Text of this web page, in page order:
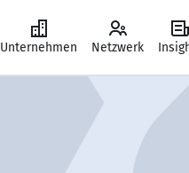
Unternehmen Netzwerk